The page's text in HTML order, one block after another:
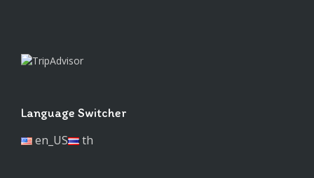
Language Switcher
en_US
th